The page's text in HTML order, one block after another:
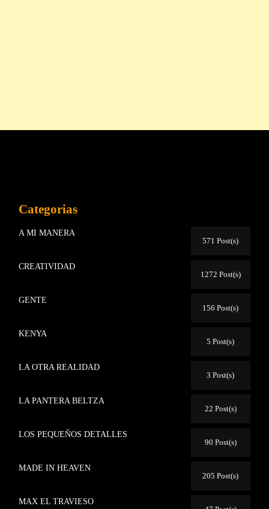
Categorias
A MI MANERA
571 Post(s)
CREATIVIDAD
1272 Post(s)
GENTE
156 Post(s)
KENYA
5 Post(s)
LA OTRA REALIDAD
3 Post(s)
LA PANTERA BELTZA
22 Post(s)
LOS PEQUEÑOS DETALLES
90 Post(s)
MADE IN HEAVEN
205 Post(s)
MAX EL TRAVIESO